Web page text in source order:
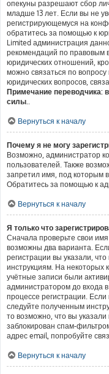
опекуны разрешают сбор
младше 13 лет. Если вы не
регистрирующемуся на
обратитесь за помощью к
Limited администрация
рекомендаций по правовым
юридических отношений,
можно связаться по
юридических вопросов,
Примечание переводчика:
силы..
Вернуться к началу
Почему я не могу
Возможно, администратор
пользователей. Также
запретил имя, под которым
Обратитесь за помощью к
Вернуться к началу
Я только что
Сначала проверьте свои
возможны два варианта.
регистрации вы указали,
инструкциям. На некоторых
учётные записи были
администратором до входа
процессе регистрации.
следуйте полученным
то возможно, что вы
заблокирован спам-
адрес email, попробуйте
Вернуться к началу